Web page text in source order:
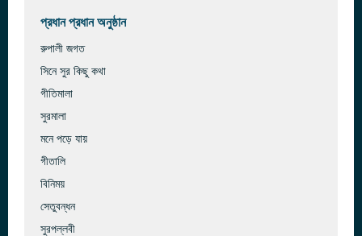
প্রধান প্রধান অনুষ্ঠান
রুপালী জগত
সিনে সুর কিছু কথা
গীতিমালা
সুরমালা
মনে পড়ে যায়
গীতালি
বিনিময়
সেতুবন্ধন
সুরপল্লবী